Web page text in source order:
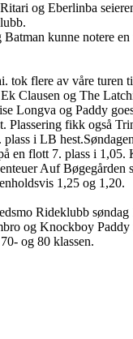
og Eberlinba
Batman kunne notere
tok flere av våre turen
Clausen og The
Longva og Paddy
Plassering fikk også
plass i LB
en flott 7. plass i
Auf Bøgegården
1,25 og 1,20.
Rideklubb
og Knockboy Paddy
og 80 klassen.